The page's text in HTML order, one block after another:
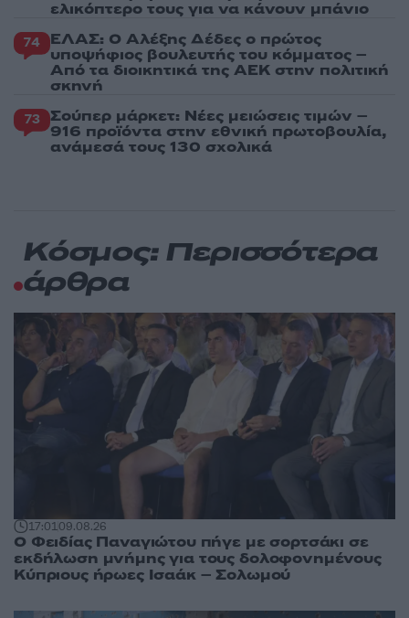
ελικόπτερο τους για να κάνουν μπάνιο
74 ΕΛΑΣ: Ο Αλέξης Δέδες ο πρώτος
υποψήφιος βουλευτής του κόμματος –
Από τα διοικητικά της ΑΕΚ στην πολιτική
σκηνή
73 Σούπερ μάρκετ: Νέες μειώσεις τιμών –
916 προϊόντα στην εθνική πρωτοβουλία,
ανάμεσά τους 130 σχολικά
Κόσμος: Περισσότερα
άρθρα
17:0109.08.26
Ο Φειδίας Παναγιώτου πήγε με σορτσάκι σε
εκδήλωση μνήμης για τους δολοφονημένους
Κύπριους ήρωες Ισαάκ – Σολωμού